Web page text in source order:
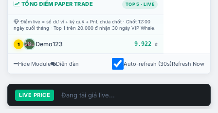
TỔNG ĐIỂM PAPER TRADE TOP 5 · LIVE
Điểm live = số dư ví + ký quỹ + PnL chưa chốt · Chốt 12:00
ngày cuối tháng · Top 1 trên 20.000 đ nhận 30 ngày VIP Whale.
1 Demo123 9.922 đ
Hide Module Diễn đàn Auto-refresh (30s)Refresh Now
LIVE PRICE Đang tải giá live...